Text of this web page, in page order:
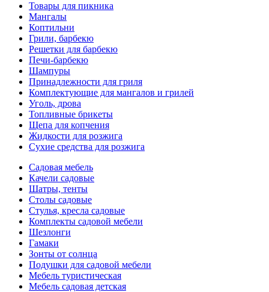
Товары для пикника
Мангалы
Коптильни
Грили, барбекю
Решетки для барбекю
Печи-барбекю
Шампуры
Принадлежности для гриля
Комплектующие для мангалов и грилей
Уголь, дрова
Топливные брикеты
Щепа для копчения
Жидкости для розжига
Сухие средства для розжига
Садовая мебель
Качели садовые
Шатры, тенты
Столы садовые
Стулья, кресла садовые
Комплекты садовой мебели
Шезлонги
Гамаки
Зонты от солнца
Подушки для садовой мебели
Мебель туристическая
Мебель садовая детская